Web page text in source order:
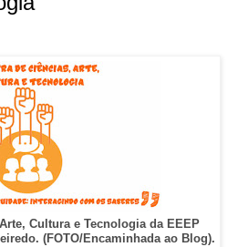
Cultura e Tecnologia da EEEP
(FOTO/Encaminhada ao Blog).